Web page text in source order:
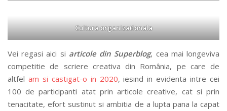
Cultura organizationala
Vei regasi aici si articole din Superblog, cea mai longeviva
competitie de scriere creativa din România, pe care de
altfel am si castigat-o in 2020, iesind in evidenta intre cei
100 de participanti atat prin articole creative, cat si prin
tenacitate, efort sustinut si ambitia de a lupta pana la capat